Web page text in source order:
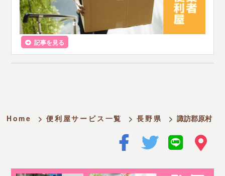
記事を見る
Home > 便利屋サービス一覧 > 長野県 > 諏訪郡原村